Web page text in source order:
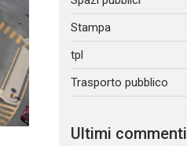
Stampa
tpl
Trasporto pubblico
Ultimi commenti